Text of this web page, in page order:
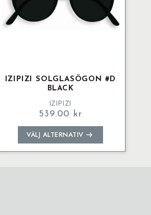
IZIPIZI SOLGLASÖGON #D
BLACK
IZIPIZI
539.00 kr
VÄLJ ALTERNATIV
Den
här
produkten